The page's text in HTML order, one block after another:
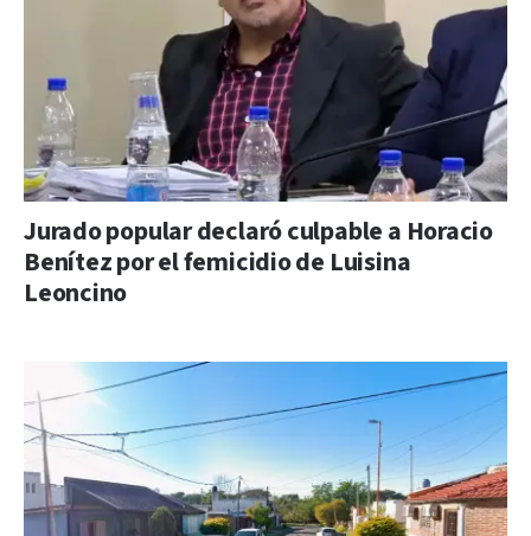
Jurado popular declaró culpable a Horacio
Benítez por el femicidio de Luisina
Leoncino